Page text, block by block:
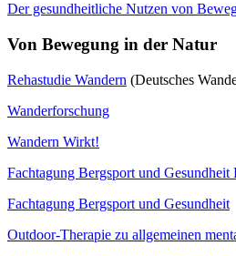
Der gesundheitliche Nutzen von
Von Bewegung in der Natur
Rehastudie Wandern (Deutsches
Wanderforschung
Wandern Wirkt!
Fachtagung Bergsport und Gesundheit
Fachtagung Bergsport und Gesundheit
Outdoor-Therapie zu allgemeinen